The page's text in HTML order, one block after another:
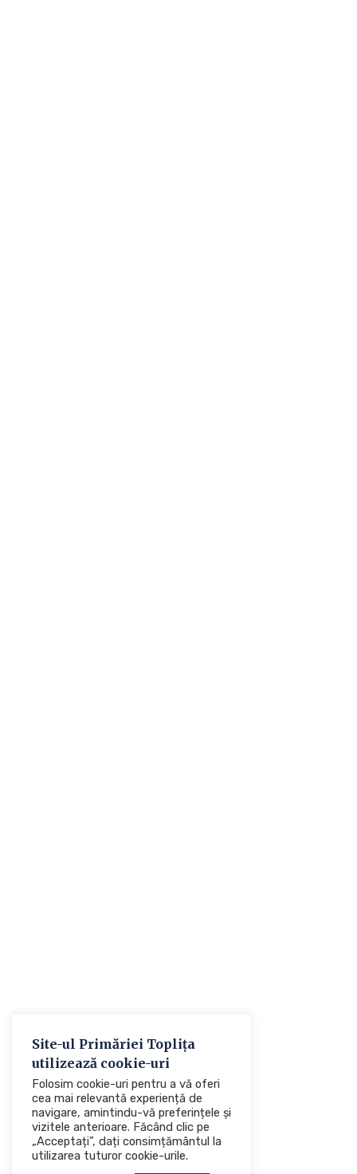
Site-ul Primăriei Toplița
utilizează cookie-uri
Folosim cookie-uri pentru a vă oferi
cea mai relevantă experiență de
navigare, amintindu-vă preferințele și
vizitele anterioare. Făcând clic pe
„Acceptați”, dați consimțământul la
utilizarea tuturor cookie-urile.